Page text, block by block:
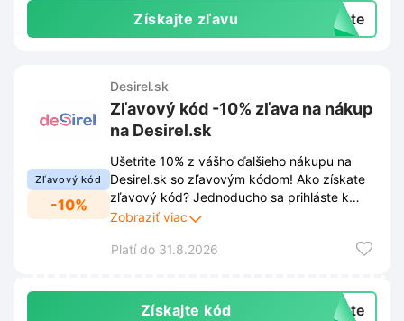
Získajte zľavu exte
Zľavový kód
-10%
Desirel.sk
Zľavový kód -10% zľava na nákup
na Desirel.sk
Ušetrite 10% z vášho ďalšieho nákupu na
Desirel.sk so zľavovým kódom! Ako získate
zľavový kód? Jednoducho sa prihláste k
odberu newslettera v spodnej časti stránky
získate aj exkluzívny prístup k najnovším
Zobraziť viac
Platí do 31.8.2026
Získajte kód exte